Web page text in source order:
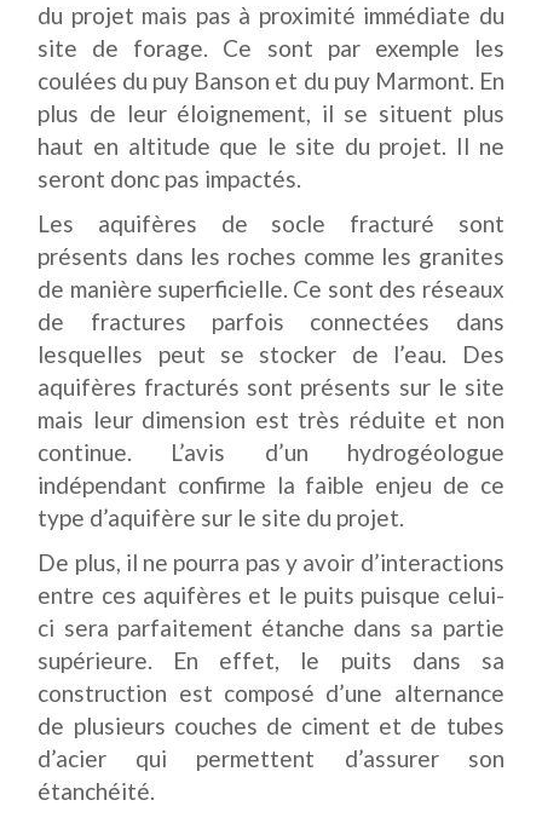
du projet mais pas à proximité immédiate du
site de forage. Ce sont par exemple les
coulées du puy Banson et du puy Marmont. En
plus de leur éloignement, il se situent plus
haut en altitude que le site du projet. Il ne
seront donc pas impactés.
Les aquifères de socle fracturé sont
présents dans les roches comme les granites
de manière superficielle. Ce sont des réseaux
de fractures parfois connectées dans
lesquelles peut se stocker de l’eau. Des
aquifères fracturés sont présents sur le site
mais leur dimension est très réduite et non
continue. L’avis d’un hydrogéologue
indépendant confirme la faible enjeu de ce
type d’aquifère sur le site du projet.
De plus, il ne pourra pas y avoir d’interactions
entre ces aquifères et le puits puisque celui-
ci sera parfaitement étanche dans sa partie
supérieure. En effet, le puits dans sa
construction est composé d’une alternance
de plusieurs couches de ciment et de tubes
d’acier qui permettent d’assurer son
étanchéité.